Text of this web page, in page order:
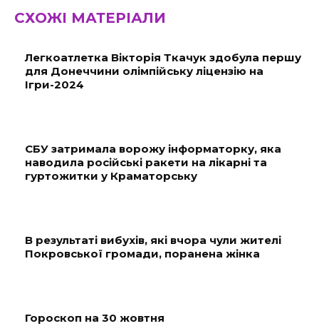
СХОЖІ МАТЕРІАЛИ
Легкоатлетка Вікторія Ткачук здобула першу
для Донеччини олімпійську ліцензію на
Ігри-2024
СБУ затримала ворожу інформаторку, яка
наводила російські ракети на лікарні та
гуртожитки у Краматорську
В результаті вибухів, які вчора чули жителі
Покровської громади, поранена жінка
Гороскоп на 30 жовтня